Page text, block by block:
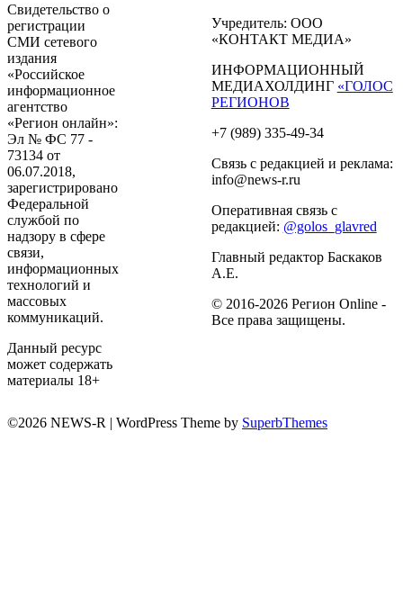
Свидетельство о
регистрации
СМИ сетевого
издания
«Российское
информационное
агентство
«Регион онлайн»:
Эл № ФС 77 -
73134 от
06.07.2018,
зарегистрировано
Федеральной
службой по
надзору в сфере
связи,
информационных
технологий и
массовых
коммуникаций.
Данный ресурс
может содержать
материалы 18+
Учредитель: ООО
«КОНТАКТ МЕДИА»
ИНФОРМАЦИОННЫЙ
МЕДИАХОЛДИНГ «ГОЛОС
РЕГИОНОВ
+7 (989) 335-49-34
Связь с редакцией и реклама:
info@news-r.ru
Оперативная связь с
редакцией: @golos_glavred
Главный редактор Баскаков
А.Е.
© 2016-2026 Регион Online -
Все права защищены.
©2026 NEWS-R | WordPress Theme by SuperbThemes